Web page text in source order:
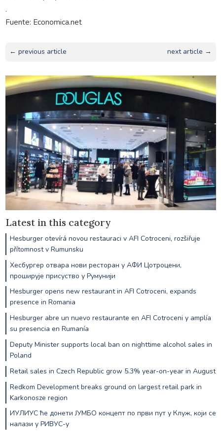
.
Fuente: Economica.net
← previous article next article →
Latest in this category
Hesburger otevírá novou restauraci v AFI Cotroceni, rozšiřuje
přítomnost v Rumunsku
Хесбургер отвара нови ресторан у АФИ Цотроцени,
проширује присуство у Румунији
Hesburger opens new restaurant in AFI Cotroceni, expands
presence in Romania
Hesburger abre un nuevo restaurante en AFI Cotroceni y amplía
su presencia en Rumanía
Deputy Minister supports local ban on nighttime alcohol sales in
Poland
Retail sales in Czech Republic grow 5.3% year-on-year in August
Redkom Development breaks ground on largest retail park in
Karkonosze region
ИУЛИУС ће донети ЈУМБО концепт по први пут у Клуж, који се
налази у РИВУС-у